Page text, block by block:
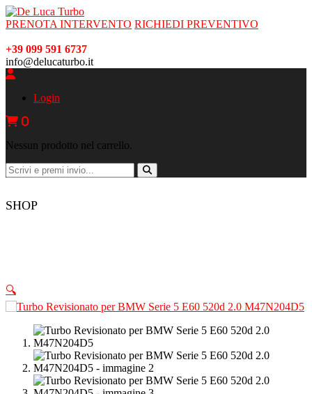
PRENOTA INTERVENTO RICHIEDI PREVENTIVO
+39 099 591 6737
info@delucaturbo.it
Login
0
Nessun prodotto nel carrello.
SHOP
🔍